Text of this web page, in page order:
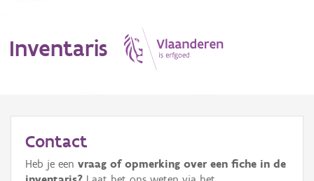
Inventaris
Erfgoedobject
Contact
Heb je een vraag of opmerking over een fiche in de